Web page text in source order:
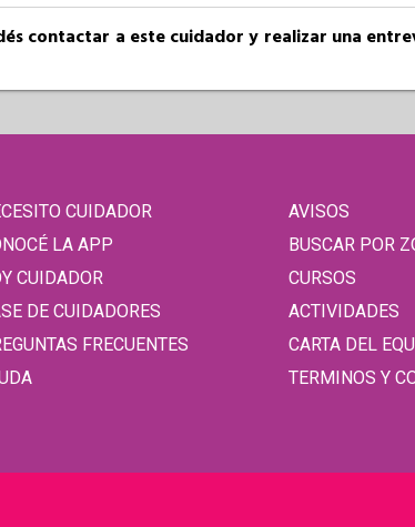
contactar a este cuidador y realizar una
CUIDADOR
LA APP
CUIDADOR
DE CUIDADORES
FRECUENTES
AVISOS
BUSCAR POR
CURSOS
ACTIVIDADES
CARTA DEL
TERMINOS Y